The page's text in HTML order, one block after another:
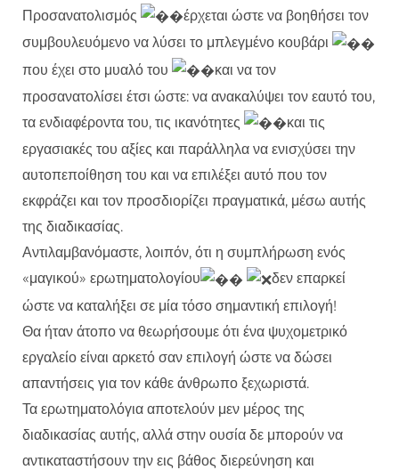
Προσανατολισμός
έρχεται ώστε να βοηθήσει τον
συμβουλευόμενο να λύσει το μπλεγμένο κουβάρι
που έχει στο μυαλό του
και να τον
προσανατολίσει έτσι ώστε: να ανακαλύψει τον εαυτό του,
τα ενδιαφέροντα του, τις ικανότητες
και τις
εργασιακές του αξίες και παράλληλα να ενισχύσει την
αυτοπεποίθηση του και να επιλέξει αυτό που τον
εκφράζει και τον προσδιορίζει πραγματικά, μέσω αυτής
της διαδικασίας.
Αντιλαμβανόμαστε, λοιπόν, ότι η συμπλήρωση ενός
«μαγικού» ερωτηματολογίου
δεν επαρκεί
ώστε να καταλήξει σε μία τόσο σημαντική επιλογή!
Θα ήταν άτοπο να θεωρήσουμε ότι ένα ψυχομετρικό
εργαλείο είναι αρκετό σαν επιλογή ώστε να δώσει
απαντήσεις για τον κάθε άνθρωπο ξεχωριστά.
Τα ερωτηματολόγια αποτελούν μεν μέρος της
διαδικασίας αυτής, αλλά στην ουσία δε μπορούν να
αντικαταστήσουν την εις βάθος διερεύνηση και